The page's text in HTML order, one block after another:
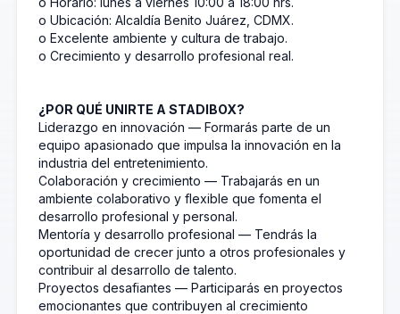
o Ubicación: Alcaldía Benito Juárez, CDMX.
o Excelente ambiente y cultura de trabajo.
o Crecimiento y desarrollo profesional real.
¿POR QUÉ UNIRTE A STADIBOX?
Liderazgo en innovación — Formarás parte de un
equipo apasionado que impulsa la innovación en la
industria del entretenimiento.
Colaboración y crecimiento — Trabajarás en un
ambiente colaborativo y flexible que fomenta el
desarrollo profesional y personal.
Mentoría y desarrollo profesional — Tendrás la
oportunidad de crecer junto a otros profesionales y
contribuir al desarrollo de talento.
Proyectos desafiantes — Participarás en proyectos
emocionantes que contribuyen al crecimiento